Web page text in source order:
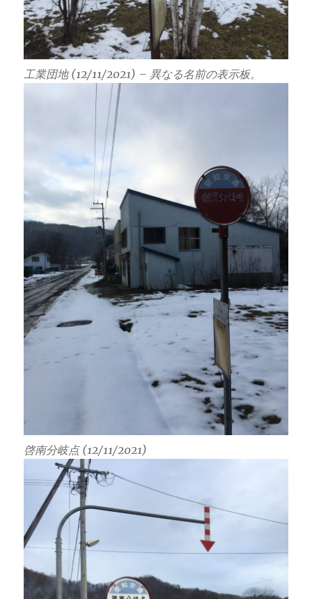
工業団地 (12/11/2021) – 異なる名前の表示板。
啓南分岐点 (12/11/2021)